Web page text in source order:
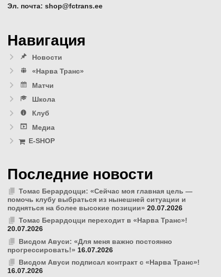
Эл. почта: shop@fctrans.ee
Навигация
Новости
«Нарва Транс»
Матчи
Школа
Клуб
Медиа
E-SHOP
Последние новости
Томас Берардоцци: «Сейчас моя главная цель —
помочь клубу выбраться из нынешней ситуации и
подняться на более высокие позиции» 20.07.2026
Томас Берардоцци переходит в «Нарва Транс»!
20.07.2026
Висдом Авуси: «Для меня важно постоянно
прогрессировать!» 16.07.2026
Висдом Авуси подписал контракт с «Нарва Транс»!
16.07.2026